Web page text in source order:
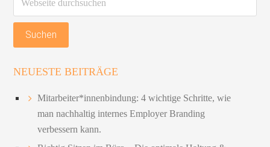
NEUESTE BEITRÄGE
Mitarbeiter*innenbindung: 4 wichtige Schritte, wie
man nachhaltig internes Employer Branding
verbessern kann.